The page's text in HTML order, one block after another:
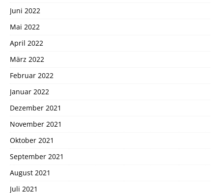
Juni 2022
Mai 2022
April 2022
März 2022
Februar 2022
Januar 2022
Dezember 2021
November 2021
Oktober 2021
September 2021
August 2021
Juli 2021